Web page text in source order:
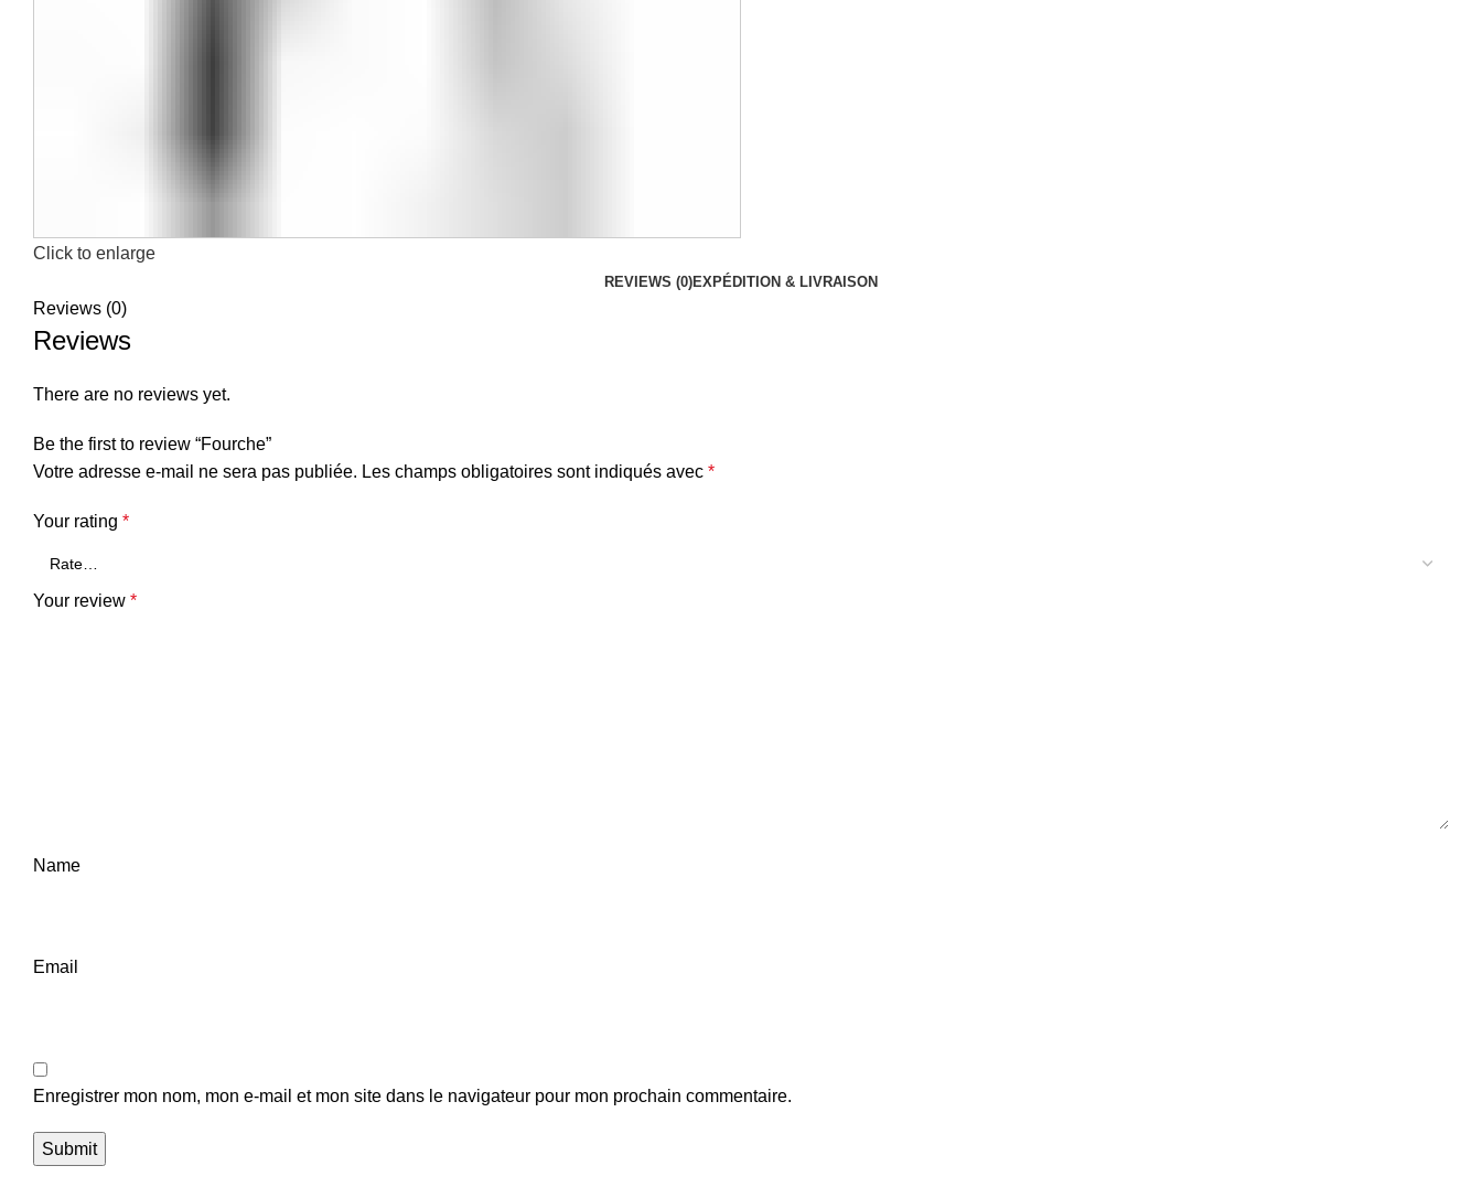
Click to enlarge
REVIEWS (0)EXPÉDITION & LIVRAISON
Reviews (0)
Reviews
There are no reviews yet.
Be the first to review “Fourche”
Votre adresse e-mail ne sera pas publiée. Les champs obligatoires sont indiqués avec *
Your rating *
Your review *
Name
Email
Enregistrer mon nom, mon e-mail et mon site dans le navigateur pour mon prochain commentaire.